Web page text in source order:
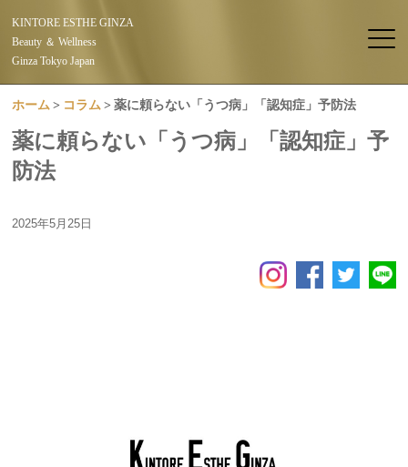
KINTORE ESTHE GINZA
Beauty ＆ Wellness
Ginza Tokyo Japan
ホーム コラム 薬に頼らない「うつ病」「認知症」予防法
薬に頼らない「うつ病」「認知症」予
防法
2025年5月25日